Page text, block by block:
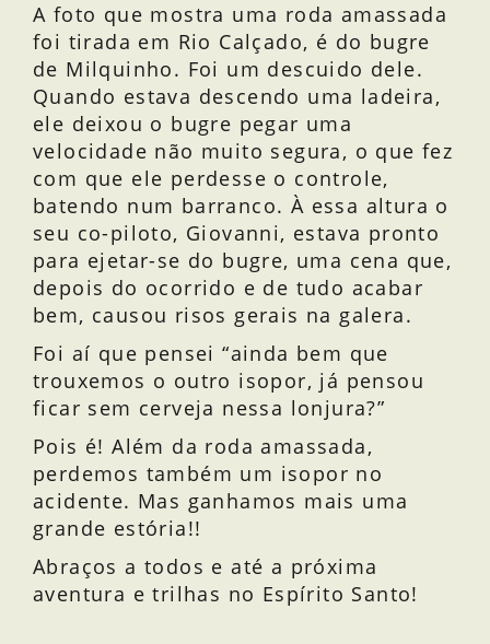
A foto que mostra uma roda amassada
foi tirada em Rio Calçado, é do bugre
de Milquinho. Foi um descuido dele.
Quando estava descendo uma ladeira,
ele deixou o bugre pegar uma
velocidade não muito segura, o que fez
com que ele perdesse o controle,
batendo num barranco. À essa altura o
seu co-piloto, Giovanni, estava pronto
para ejetar-se do bugre, uma cena que,
depois do ocorrido e de tudo acabar
bem, causou risos gerais na galera.
Foi aí que pensei “ainda bem que
trouxemos o outro isopor, já pensou
ficar sem cerveja nessa lonjura?”
Pois é! Além da roda amassada,
perdemos também um isopor no
acidente. Mas ganhamos mais uma
grande estória!!
Abraços a todos e até a próxima
aventura e trilhas no Espírito Santo!